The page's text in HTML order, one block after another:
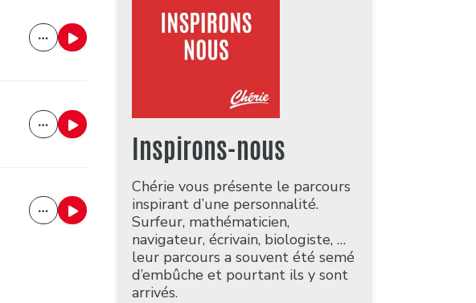
Inspirons-nous
Chérie vous présente le parcours
inspirant d’une personnalité.
Surfeur, mathématicien,
navigateur, écrivain, biologiste, …
leur parcours a souvent été semé
d’embûche et pourtant ils y sont
arrivés.